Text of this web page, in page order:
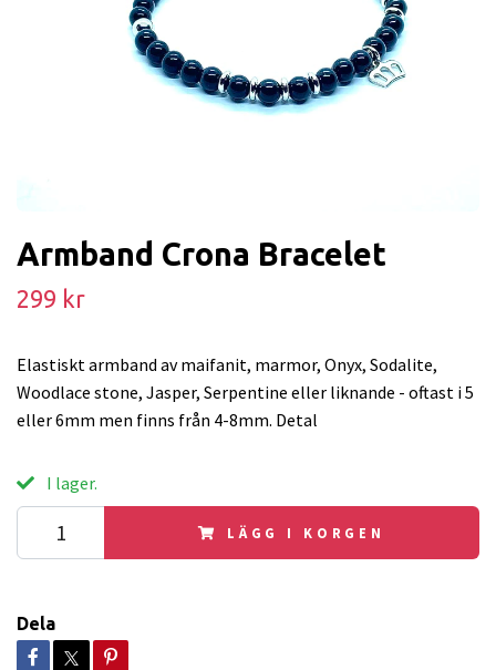
Armband Crona Bracelet
299 kr
Elastiskt armband av maifanit, marmor, Onyx, Sodalite,
Woodlace stone, Jasper, Serpentine eller liknande - oftast i 5
eller 6mm men finns från 4-8mm. Detal
I lager.
LÄGG I KORGEN
Dela